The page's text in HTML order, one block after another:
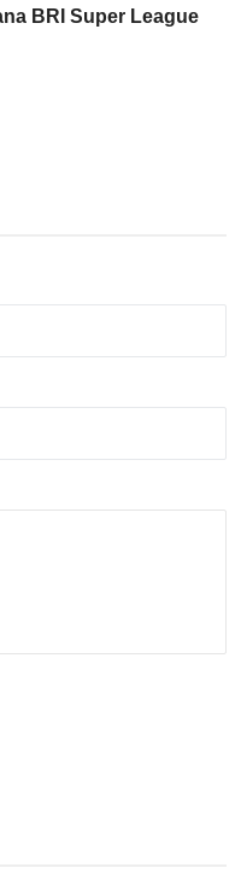
BRI Super League